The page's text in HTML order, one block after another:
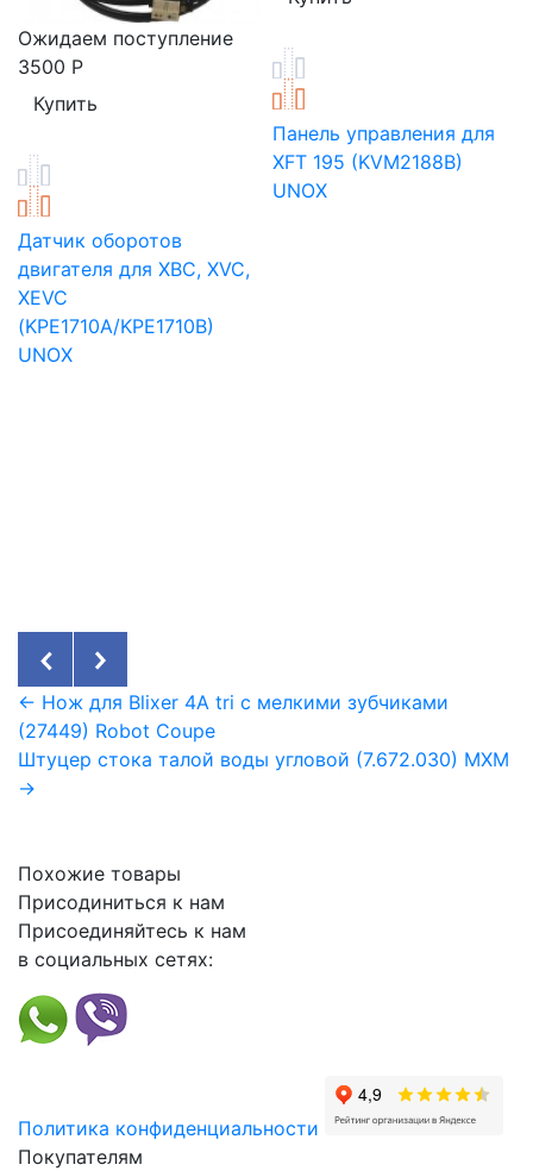
Ожидаем поступление
3500 Р
Датчик оборотов
двигателя для XBC, XVC,
XEVC
(KPE1710A/KPE1710B)
UNOX
Панель управления для
XFT 195 (KVM2188B)
UNOX
← Нож для Blixer 4А tri с мелкими зубчиками
(27449) Robot Coupe
Штуцер стока талой воды угловой (7.672.030) МХМ
→
Похожие товары
Присодиниться к нам
Присоединяйтесь к нам
в социальных сетях:
Политика конфиденциальности
Покупателям